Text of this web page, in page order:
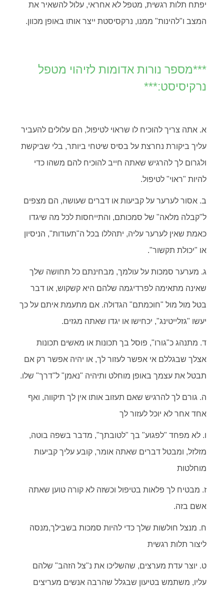
יפתח תלות רגשית, מטפל לא אחראי, עלול להשאיר את
המצב ו"להינות" ממנו, נרקסיסטת ייצר אותו באופן מכוון.
***מספר נורות אדומות לזיהוי מטפל
נרקיסיסט:***
א. אתה צריך להוכיח לו שראוי לטיפול, הם עלולים להעביר
עליך ביקורת נחרצת על בסיס שיטחי ביותר, בלי שביקשת
ולגרום לך להרגיש שאתה חייב להוכיח להם משהו כדי
להיות "ראוי" לטיפול.
ב. אסור לערער על קביעות או דברים שעושה, הם מצפים
ל"קבלה מלאה" של סמכותם, והתייחסות לכל מה שיגדו
כאמת שאין לערער עליה, יתהללו בכל ה"תעודות", הניסיון
או "יכולת תקשור".
ג. מערער סמכות על עולמך, מבחינתם כל תחושה שלך
שאינה מתאימה לפרדיגמה שלהם היא קשקוש, או דבר
בטל מול מול "חוכמתם" הגדולה. אם מתעמת איתם על כך
יעשו "גזלייטינג", יכחישו או יגדו שאתה מגזים.
ד. מתנהג כ"גורו", פוסל בך תכונות או מאשים תכונות
אצלך שבגללם אי אפשר לעזור לך, או יהיה אפשר רק אם
תבטל את עצמך באופן מוחלט ותיהיה "נאמן" ל"דרך" שלו.
ה. גורם לך להרגיש שאם תעזוב אותו אין לך תיקווה, ואף
אחד אחר לא יוכל לעזור לך
ו. לא מפחד "לפגוע" בך "לטובתך", מדבר בשפה בוטה,
מזלזל, ומבטל דברים שאתה אומר, קובע עליך קביעות
מוחלטות
ז. מבטיח לך פלאות בטיפול וכשזה לא קורה טוען שאתה
אשם בזה.
ח. מנצל חולשות שלך כדי להיות סמכות בשבילך,מנסה
ליצור תלות רגשית
ט. יוצר עדת מערצים, שהשליכו את נ"צל הזהב" שלהם
עליו, משתמש בטיעון שבגלל שהרבה אנשים מעריצים